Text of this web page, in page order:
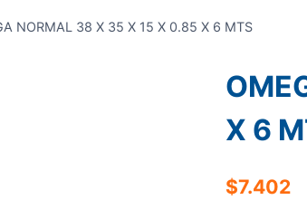
NORMAL 38 X 35 X 15 X 0.85 X 6 MTS
X 6
$7.402